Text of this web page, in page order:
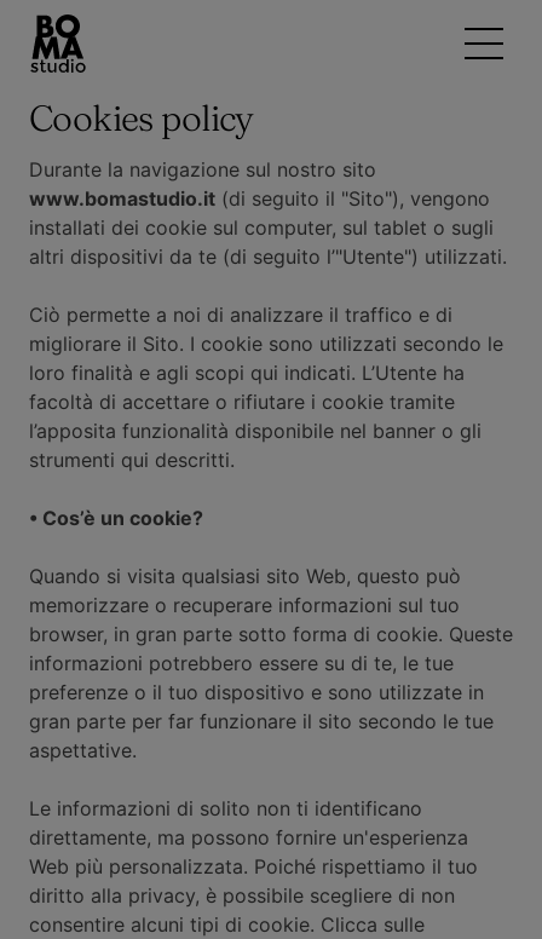
Cookies policy
Durante la navigazione sul nostro sito
www.bomastudio.it (di seguito il "Sito"), vengono
installati dei cookie sul computer, sul tablet o sugli
altri dispositivi da te (di seguito l’"Utente") utilizzati.
Ciò permette a noi di analizzare il traffico e di
migliorare il Sito. I cookie sono utilizzati secondo le
loro finalità e agli scopi qui indicati. L’Utente ha
facoltà di accettare o rifiutare i cookie tramite
l’apposita funzionalità disponibile nel banner o gli
strumenti qui descritti.
• Cos’è un cookie?
Quando si visita qualsiasi sito Web, questo può
memorizzare o recuperare informazioni sul tuo
browser, in gran parte sotto forma di cookie. Queste
informazioni potrebbero essere su di te, le tue
preferenze o il tuo dispositivo e sono utilizzate in
gran parte per far funzionare il sito secondo le tue
aspettative.
Le informazioni di solito non ti identificano
direttamente, ma possono fornire un'esperienza
Web più personalizzata. Poiché rispettiamo il tuo
diritto alla privacy, è possibile scegliere di non
consentire alcuni tipi di cookie. Clicca sulle